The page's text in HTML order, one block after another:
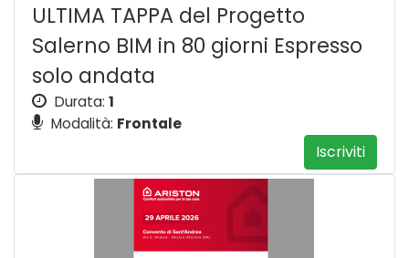
ULTIMA TAPPA del Progetto
Salerno BIM in 80 giorni Espresso
solo andata
Durata: 1
Modalità: Frontale
Iscriviti